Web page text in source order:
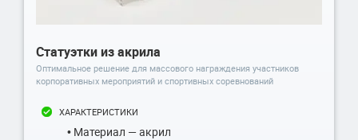
Статуэтки из акрила
Оптимальное решение для массового награждения участников
корпоративных мероприятий и спортивных соревнований
ХАРАКТЕРИСТИКИ
• Материал — акрил